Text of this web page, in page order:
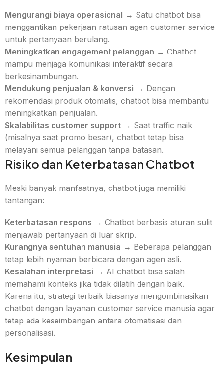
Mengurangi biaya operasional → Satu chatbot bisa
menggantikan pekerjaan ratusan agen customer service
untuk pertanyaan berulang.
Meningkatkan engagement pelanggan → Chatbot
mampu menjaga komunikasi interaktif secara
berkesinambungan.
Mendukung penjualan & konversi → Dengan
rekomendasi produk otomatis, chatbot bisa membantu
meningkatkan penjualan.
Skalabilitas customer support → Saat traffic naik
(misalnya saat promo besar), chatbot tetap bisa
melayani semua pelanggan tanpa batasan.
Risiko dan Keterbatasan Chatbot
Meski banyak manfaatnya, chatbot juga memiliki
tantangan:
Keterbatasan respons → Chatbot berbasis aturan sulit
menjawab pertanyaan di luar skrip.
Kurangnya sentuhan manusia → Beberapa pelanggan
tetap lebih nyaman berbicara dengan agen asli.
Kesalahan interpretasi → AI chatbot bisa salah
memahami konteks jika tidak dilatih dengan baik.
Karena itu, strategi terbaik biasanya mengombinasikan
chatbot dengan layanan customer service manusia agar
tetap ada keseimbangan antara otomatisasi dan
personalisasi.
Kesimpulan